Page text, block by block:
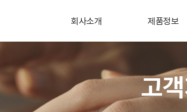
회사소개 제품정보
전자현미경
레이져 현미경
디지털 현미경
고